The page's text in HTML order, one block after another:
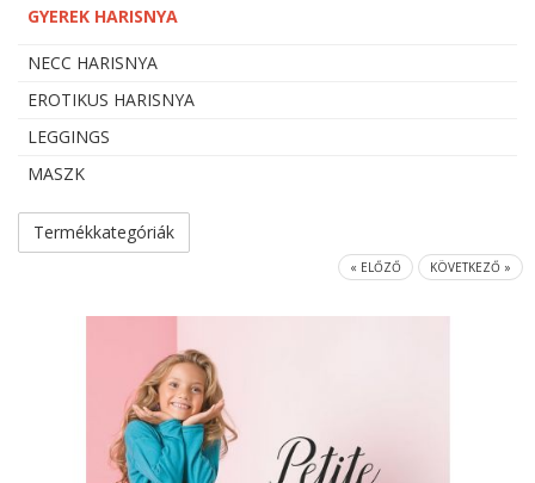
GYEREK HARISNYA
NECC HARISNYA
EROTIKUS HARISNYA
LEGGINGS
MASZK
Termékkategóriák
« ELŐZŐ KÖVETKEZŐ »